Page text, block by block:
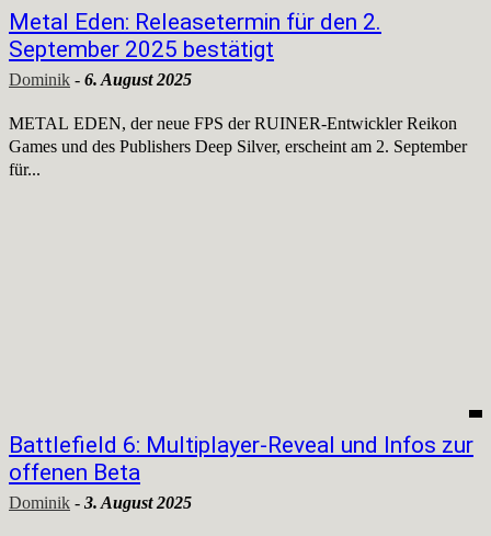
Metal Eden: Releasetermin für den 2.
September 2025 bestätigt
Dominik - 6. August 2025
METAL EDEN, der neue FPS der RUINER-Entwickler Reikon
Games und des Publishers Deep Silver, erscheint am 2. September
für...
Battlefield 6: Multiplayer-Reveal und Infos zur
offenen Beta
Dominik - 3. August 2025